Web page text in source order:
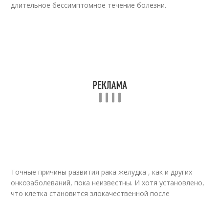
длительное бессимптомное течение болезни.
Точные причины развития рака желудка , как и других
онкозаболеваний, пока неизвестны. И хотя установлено,
что клетка становится злокачественной после